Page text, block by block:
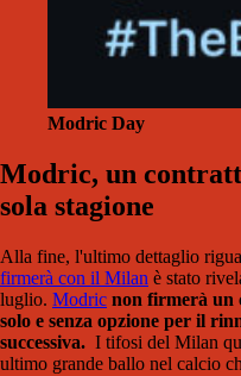
Modric Day
Modric, un
sola stagione
Alla fine, l'ultimo dettaglio
firmerà con il Milan è stato
luglio. Modric non firmerà un
solo e senza opzione per il
successiva. I tifosi del Milan
ultimo grande ballo nel calcio